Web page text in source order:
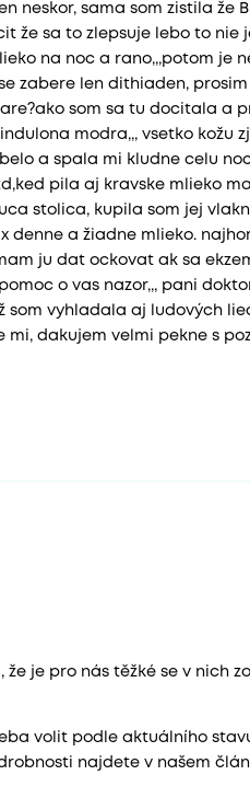
neskor, sama som zistila že
že sa to zlepsuje lebo to nie
na noc a rano,,,potom je
zabere len dithiaden,
som sa tu docitala a
modra,,, vsetko kožu
a spala mi kludne celu
pila aj kravske mlieko
stolica, kupila som jej
a žiadne mlieko.
ju dat ockovat ak sa
o vas nazor,,, pani
som vyhladala aj ludových
dakujem velmi pekne s
je pro nás těžké se v nich
volit podle aktuálního
najdete v našem